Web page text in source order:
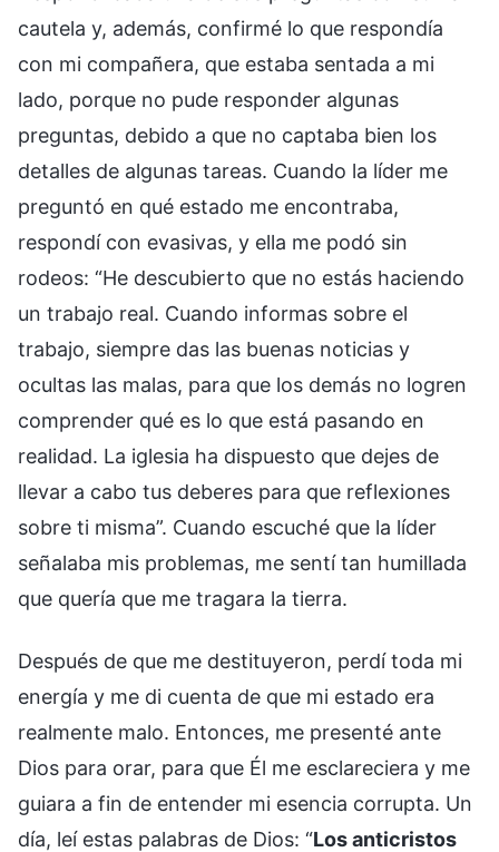
cautela y, además, confirmé lo que respondía
con mi compañera, que estaba sentada a mi
lado, porque no pude responder algunas
preguntas, debido a que no captaba bien los
detalles de algunas tareas. Cuando la líder me
preguntó en qué estado me encontraba,
respondí con evasivas, y ella me podó sin
rodeos: “He descubierto que no estás haciendo
un trabajo real. Cuando informas sobre el
trabajo, siempre das las buenas noticias y
ocultas las malas, para que los demás no logren
comprender qué es lo que está pasando en
realidad. La iglesia ha dispuesto que dejes de
llevar a cabo tus deberes para que reflexiones
sobre ti misma”. Cuando escuché que la líder
señalaba mis problemas, me sentí tan humillada
que quería que me tragara la tierra.
Después de que me destituyeron, perdí toda mi
energía y me di cuenta de que mi estado era
realmente malo. Entonces, me presenté ante
Dios para orar, para que Él me esclareciera y me
guiara a fin de entender mi esencia corrupta. Un
día, leí estas palabras de Dios: “Los anticristos